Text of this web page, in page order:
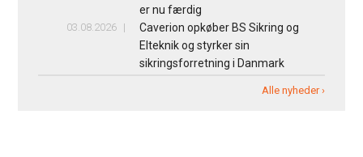
er nu færdig
03.08.2026
Caverion opkøber BS Sikring og
Elteknik og styrker sin
sikringsforretning i Danmark
Alle nyheder ›